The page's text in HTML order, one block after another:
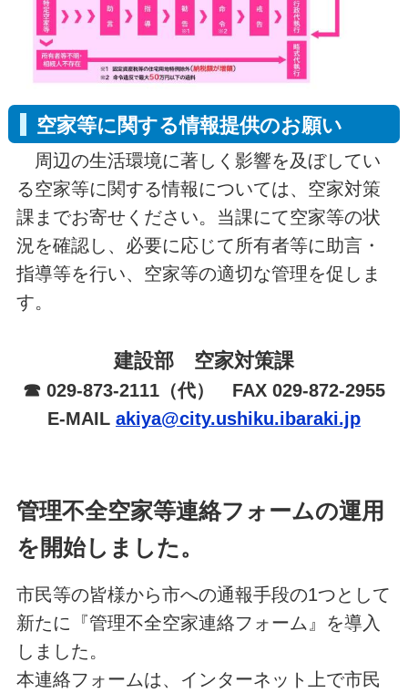
空家等に関する情報提供のお願い
周辺の生活環境に著しく影響を及ぼしてい
る空家等に関する情報については、空家対策
課までお寄せください。当課にて空家等の状
況を確認し、必要に応じて所有者等に助言・
指導等を行い、空家等の適切な管理を促しま
す。
建設部 空家対策課
☎ 029-873-2111 （代） FAX 029-872-2955
E-MAIL akiya@city.ushiku.ibaraki.jp
管理不全空家等連絡フォームの運用
を開始しました。
市民等の皆様から市への通報手段の1つとして
新たに『管理不全空家連絡フォーム』を導入
しました。
本連絡フォームは、インターネット上で市民